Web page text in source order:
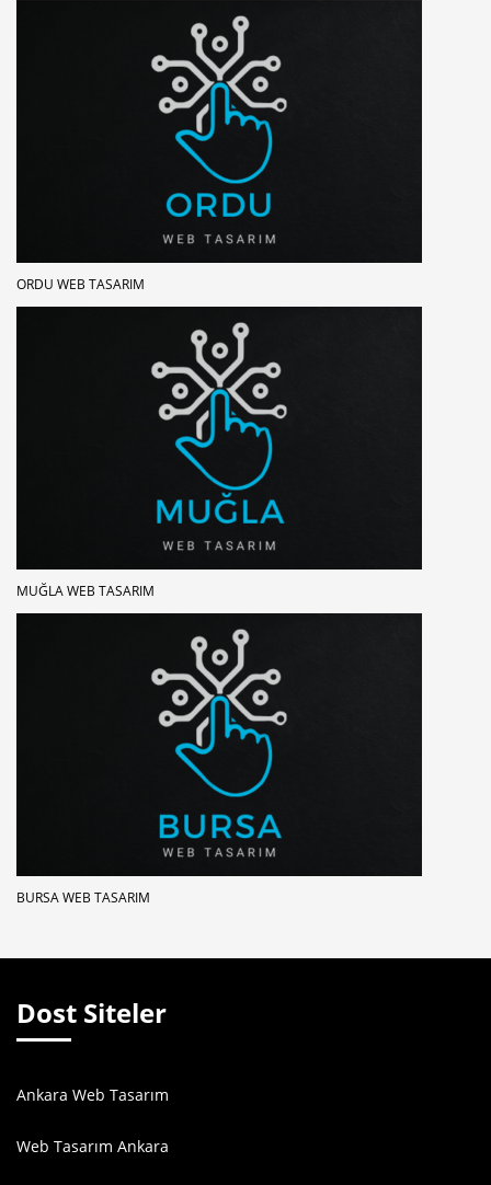
ORDU WEB TASARIM
MUĞLA WEB TASARIM
BURSA WEB TASARIM
Dost Siteler
Ankara Web Tasarım
Web Tasarım Ankara